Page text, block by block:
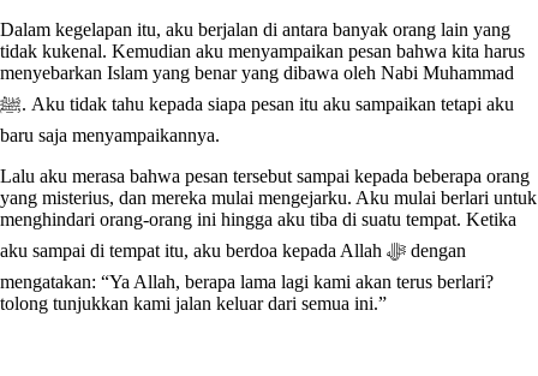
Dalam kegelapan itu, aku berjalan di antara banyak orang lain yang
tidak kukenal. Kemudian aku menyampaikan pesan bahwa kita harus
menyebarkan Islam yang benar yang dibawa oleh Nabi Muhammad
ﷺ. Aku tidak tahu kepada siapa pesan itu aku sampaikan tetapi aku
baru saja menyampaikannya.
Lalu aku merasa bahwa pesan tersebut sampai kepada beberapa orang
yang misterius, dan mereka mulai mengejarku. Aku mulai berlari untuk
menghindari orang-orang ini hingga aku tiba di suatu tempat. Ketika
aku sampai di tempat itu, aku berdoa kepada Allah ﷻ dengan
mengatakan: “Ya Allah, berapa lama lagi kami akan terus berlari?
tolong tunjukkan kami jalan keluar dari semua ini.”